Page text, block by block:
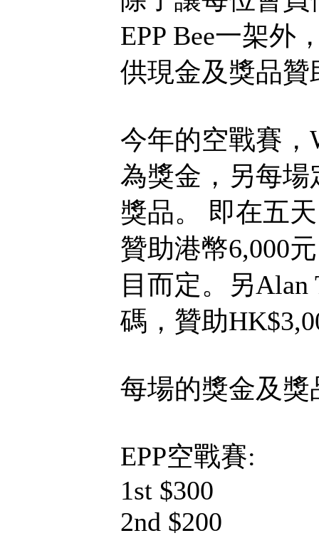
EPP Bee一架外
供現金及獎品贊
今年的空戰賽，
為獎金，另每場
獎品。 即在五
贊助港幣6,000
目而定。另
碼，贊助
每場的獎金及獎
EPP空戰賽:
1st $300
2nd $200